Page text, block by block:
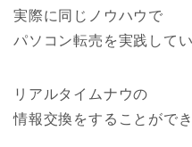
実際に同じノウハウで
パソコン転売を実践して
リアルタイムナウの
情報交換をすることができ